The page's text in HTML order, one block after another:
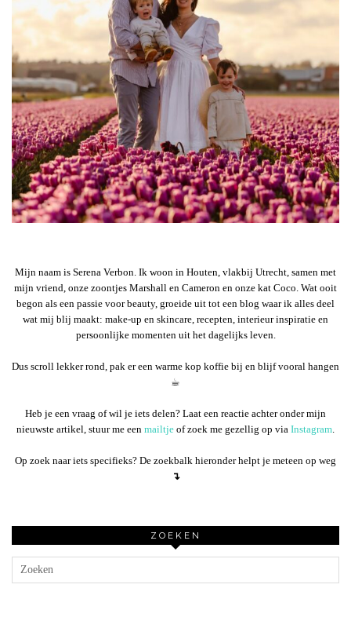
Mijn naam is Serena Verbon. Ik woon in Houten, vlakbij Utrecht, samen met
mijn vriend, onze zoontjes Marshall en Cameron en onze kat Coco. Wat ooit
begon als een passie voor beauty, groeide uit tot een blog waar ik alles deel
wat mij blij maakt: make-up en skincare, recepten, interieur inspiratie en
persoonlijke momenten uit het dagelijks leven.
Dus scroll lekker rond, pak er een warme kop koffie bij en blijf vooral hangen
☕︎
Heb je een vraag of wil je iets delen? Laat een reactie achter onder mijn
nieuwste artikel, stuur me een mailtje of zoek me gezellig op via Instagram.
Op zoek naar iets specifieks? De zoekbalk hieronder helpt je meteen op weg
↴
ZOEKEN